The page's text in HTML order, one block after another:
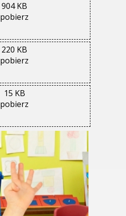
904 KB
pobierz
220 KB
pobierz
15 KB
pobierz